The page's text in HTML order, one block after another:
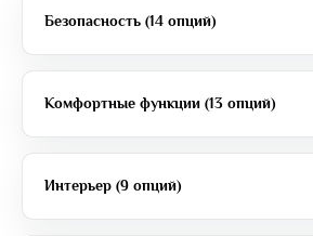
Безопасность (14 опций)
Комфортные функции (13 опций)
Интерьер (9 опций)